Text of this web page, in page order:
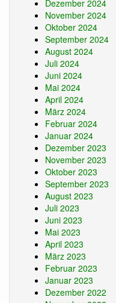
Dezember 2024
November 2024
Oktober 2024
September 2024
August 2024
Juli 2024
Juni 2024
Mai 2024
April 2024
März 2024
Februar 2024
Januar 2024
Dezember 2023
November 2023
Oktober 2023
September 2023
August 2023
Juli 2023
Juni 2023
Mai 2023
April 2023
März 2023
Februar 2023
Januar 2023
Dezember 2022